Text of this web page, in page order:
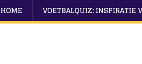
HOME VOETBALQUIZ: INSPIRATIE